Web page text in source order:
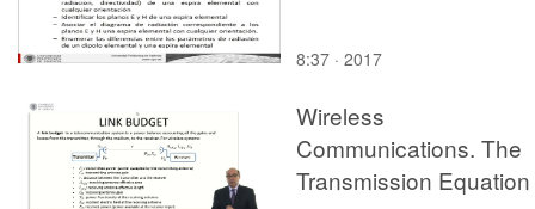
8:37 · 2017
Wireless
Communications. The
Transmission Equation